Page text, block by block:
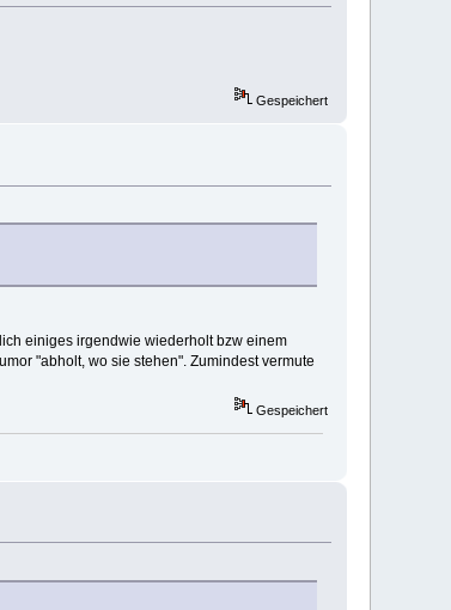
Gespeichert
einiges irgendwie wiederholt bzw einem
"abholt, wo sie stehen". Zumindest vermute
Gespeichert